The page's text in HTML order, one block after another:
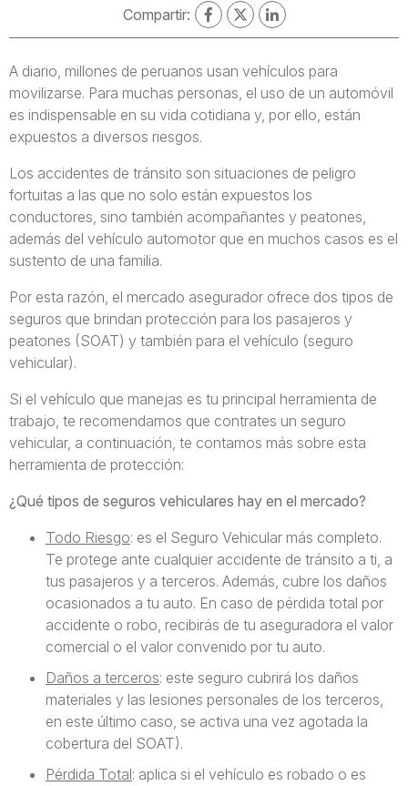
Compartir:
A diario, millones de peruanos usan vehículos para
movilizarse. Para muchas personas, el uso de un automóvil
es indispensable en su vida cotidiana y, por ello, están
expuestos a diversos riesgos.
Los accidentes de tránsito son situaciones de peligro
fortuitas a las que no solo están expuestos los
conductores, sino también acompañantes y peatones,
además del vehículo automotor que en muchos casos es el
sustento de una familia.
Por esta razón, el mercado asegurador ofrece dos tipos de
seguros que brindan protección para los pasajeros y
peatones (SOAT) y también para el vehículo (seguro
vehicular).
Si el vehículo que manejas es tu principal herramienta de
trabajo, te recomendamos que contrates un seguro
vehicular, a continuación, te contamos más sobre esta
herramienta de protección:
¿Qué tipos de seguros vehiculares hay en el mercado?
Todo Riesgo: es el Seguro Vehicular más completo.
Te protege ante cualquier accidente de tránsito a ti, a
tus pasajeros y a terceros. Además, cubre los daños
ocasionados a tu auto. En caso de pérdida total por
accidente o robo, recibirás de tu aseguradora el valor
comercial o el valor convenido por tu auto.
Daños a terceros: este seguro cubrirá los daños
materiales y las lesiones personales de los terceros,
en este último caso, se activa una vez agotada la
cobertura del SOAT).
Pérdida Total: aplica si el vehículo es robado o es